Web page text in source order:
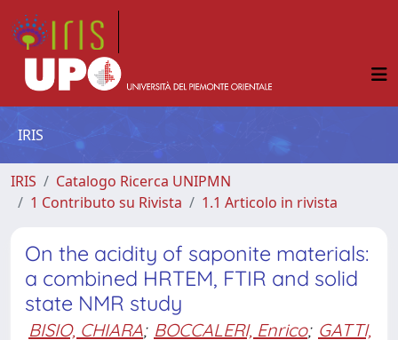
IRIS
IRIS
Catalogo Ricerca UNIPMN
1 Contributo su Rivista
1.1 Articolo in rivista
On the acidity of saponite materials:
a combined HRTEM, FTIR and solid
state NMR study
BISIO, CHIARA; BOCCALERI, Enrico; GATTI,